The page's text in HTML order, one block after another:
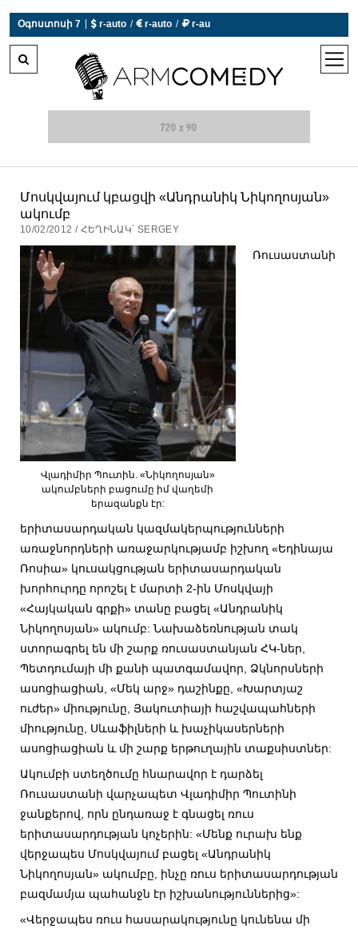
Օգոստոսի 7
0°C  Եղանակն այսօր չի աշխատում
open
Մոսկվայում կբացվի «Անդրանիկ Նիկողոսյան»
ակումբ
10/02/2012 / ՀԵՂԻՆԱԿ՝ SERGEY
Վլադիմիր Պուտին. «Նիկողոսյան»
ակումբների բացումը իմ վաղեմի
երազանքն էր:
Ռուսաստանի
երիտասարդական կազմակերպությունների
առաջնորդների առաջարկությամբ իշխող «Եդինայա
Ռոսիա» կուսակցության երիտասարդական
խորհուրդը որոշել է մարտի 2-ին Մոսկվայի
«Հայկական գրքի» տանը բացել «Անդրանիկ
Նիկողոսյան» ակումբ: Նախաձեռնության տակ
ստորագրել են մի շարք ռուսաստանյան ՀԿ-ներ,
Պետդումայի մի քանի պատգամավոր, Ձկնորսների
ասոցիացիան, «Մեկ արջ» դաշինքը, «Խարտյաշ
ուժեր» միությունը, Յակուտիայի հաշվապահների
միությունը, Սևաֆիլների և խաչիկասերների
ասոցիացիան և մի շարք երթուղային տաքսիստներ:
Ակումբի ստեղծումը հնարավոր է դարձել
Ռուսաստանի վարչապետ Վլադիմիր Պուտինի
ջանքերով, որն ընդառաջ է գնացել ռուս
երիտասարդության կոչերին: «Մենք ուրախ ենք
վերջապես Մոսկվայում բացել «Անդրանիկ
Նիկողոսյան» ակումբը, ինչը ռուս երիտասարդության
բազմամյա պահանջն էր իշխանություններից»:
«Վերջապես ռուս հասարակությունը կունենա մի